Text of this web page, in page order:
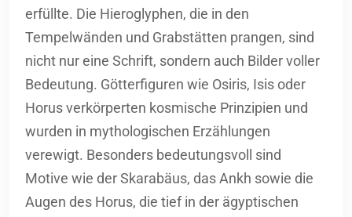
erfüllte. Die Hieroglyphen, die in den
Tempelwänden und Grabstätten prangen, sind
nicht nur eine Schrift, sondern auch Bilder voller
Bedeutung. Götterfiguren wie Osiris, Isis oder
Horus verkörperten kosmische Prinzipien und
wurden in mythologischen Erzählungen
verewigt. Besonders bedeutungsvoll sind
Motive wie der Skarabäus, das Ankh sowie die
Augen des Horus, die tief in der ägyptischen